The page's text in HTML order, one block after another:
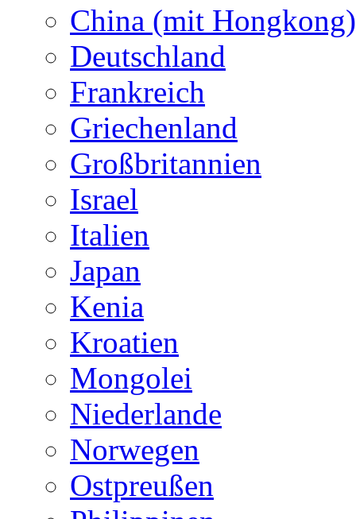
China (mit Hongkong)
Deutschland
Frankreich
Griechenland
Großbritannien
Israel
Italien
Japan
Kenia
Kroatien
Mongolei
Niederlande
Norwegen
Ostpreußen